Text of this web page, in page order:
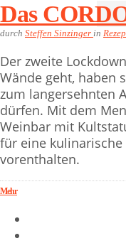
Das
durch Steffen Sinzinger in
Der zweite
Wände geht, haben
zum langersehnten
dürfen. Mit dem
Weinbar mit
für eine
vorenthalten.
Mehr